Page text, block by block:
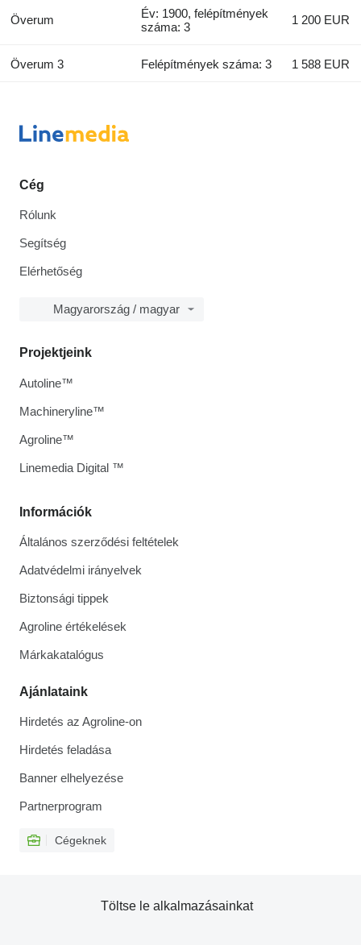
Överum
Év: 1900, felépítmények
száma: 3
1 200 EUR
Överum 3 Felépítmények száma: 3 1 588 EUR
Cég
Rólunk
Segítség
Elérhetőség
Magyarország / magyar
Információk
Általános szerződési feltételek
Adatvédelmi irányelvek
Biztonsági tippek
Agroline értékelések
Márkakatalógus
Ajánlataink
Hirdetés az Agroline-on
Hirdetés feladása
Banner elhelyezése
Partnerprogram
Cégeknek
Projektjeink
Autoline™
Machineryline™
Agroline™
Linemedia Digital ™
Töltse le alkalmazásainkat